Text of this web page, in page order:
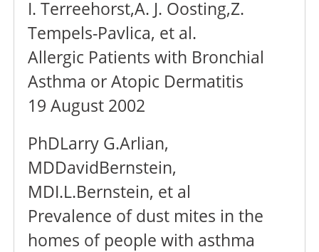
I. Terreehorst,A. J. Oosting,Z.
Tempels-Pavlica, et al.
Allergic Patients with Bronchial
Asthma or Atopic Dermatitis
19 August 2002
PhDLarry G.Arlian,
MDDavidBernstein,
MDI.L.Bernstein, et al
Prevalence of dust mites in the
homes of people with asthma